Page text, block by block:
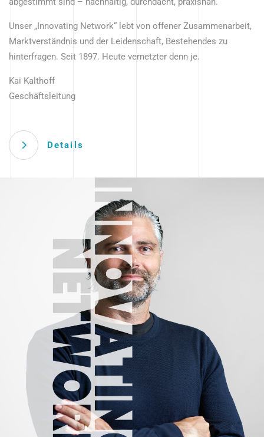
Unser „Innovating Network“ lebt von offener Zusammenarbeit,
Marktverständnis und der Leidenschaft, Bestehendes zu
hinterfragen. Seit 1897. Heute vernetzter denn je.
Kai Kalthoff
Geschäftsleitung
Details